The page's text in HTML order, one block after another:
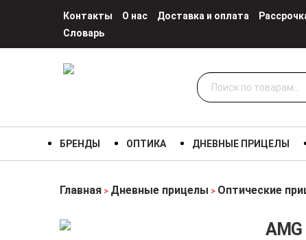
Контакты О нас Доставка и оплата
Словарь
Искать:
БРЕНДЫ ОПТИКА ДНЕВНЫЕ ПРИЦЕЛЫ
Главная > Дневные прицелы > Оптические
AMG